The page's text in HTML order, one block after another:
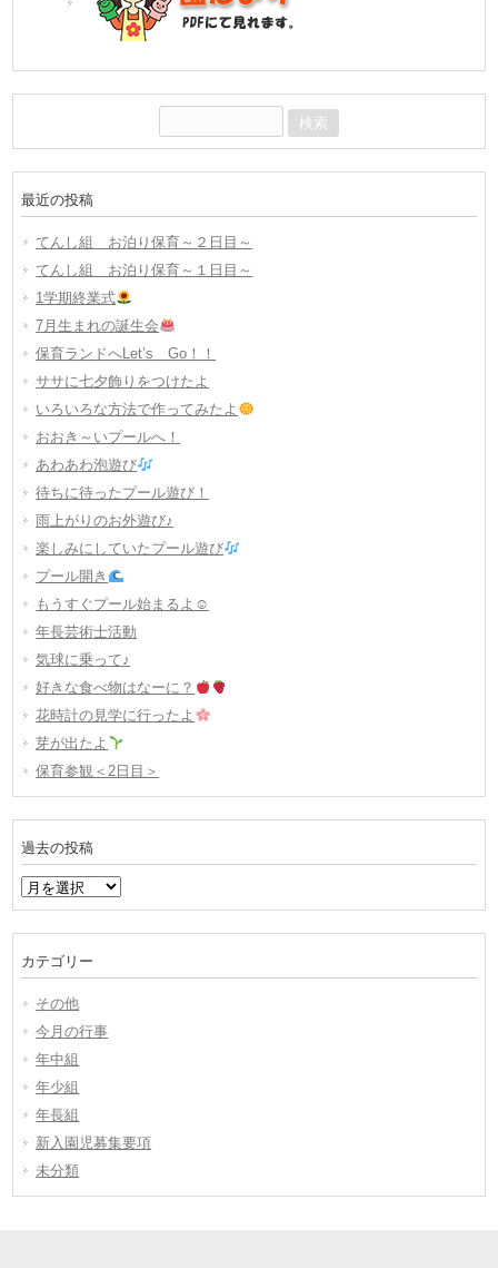
索:
最近の投稿
てんし組 お泊り保育～２日目～
てんし組 お泊り保育～１日目～
1学期終業式
7月生まれの誕生会
保育ランドへLet’s Go！！
ササに七夕飾りをつけたよ
いろいろな方法で作ってみたよ
おおき～いプールへ！
あわあわ泡遊び
待ちに待ったプール遊び！
雨上がりのお外遊び♪
楽しみにしていたプール遊び
プール開き
もうすぐプール始まるよ☺
年長芸術士活動
気球に乗って♪
好きな食べ物はなーに？
花時計の見学に行ったよ
芽が出たよ
保育参観＜2日目＞
過去の投稿
過
去
稿
カテゴリー
その他
今月の行事
年中組
年少組
年長組
新入園児募集要項
未分類